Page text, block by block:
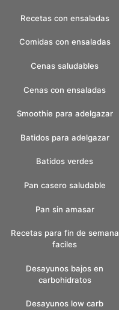
Recetas con ensaladas
Comidas con ensaladas
Cenas saludables
Cenas con ensaladas
Smoothie para adelgazar
Batidos para adelgazar
Batidos verdes
Pan casero saludable
Pan sin amasar
Recetas para fin de semana
faciles
Desayunos bajos en
carbohidratos
Desayunos low carb